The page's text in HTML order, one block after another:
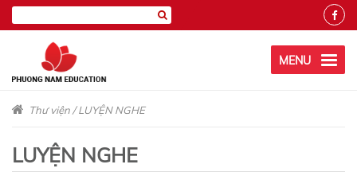
MENU
Thư viện/LUYỆN NGHE
LUYỆN NGHE